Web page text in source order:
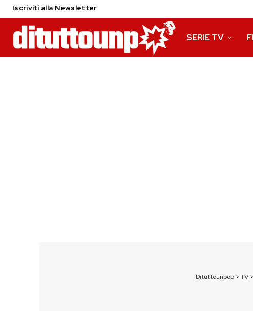
Iscriviti alla Newsletter
SERIE TV
Dituttounpop > TV >